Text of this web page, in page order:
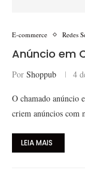
E-commerce Redes
Anúncio em
Por Shoppub 4
O chamado anúncio
criem anúncios com
LEIA MAIS